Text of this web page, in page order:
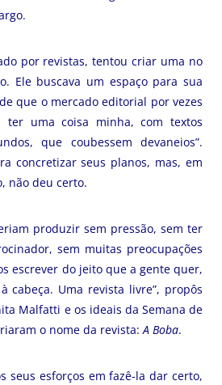
por revistas, tentou criar uma no
Ele buscava um espaço para sua
que o mercado editorial por vezes
ter uma coisa minha, com textos
que coubessem devaneios”.
concretizar seus planos, mas, em
não deu certo.
produzir sem pressão, sem ter
sem muitas preocupações
escrever do jeito que a gente quer,
cabeça. Uma revista livre”, propôs
Malfatti e os ideais da Semana de
o nome da revista:A Boba.
seus esforços em fazê-la dar certo,